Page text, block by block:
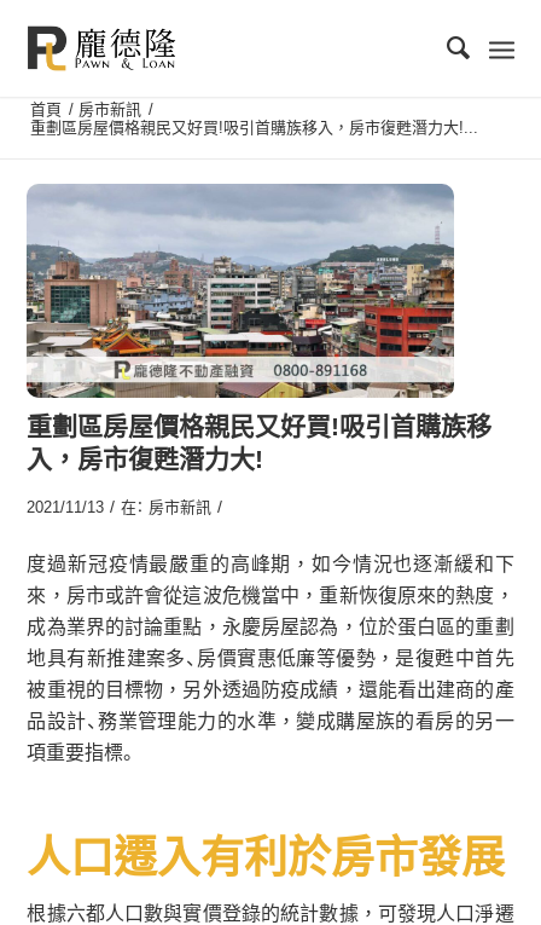
首頁 / 房市新訊 /
重劃區房屋價格親民又好買!吸引首購族移入，房市復甦潛力大!...
重劃區房屋價格親民又好買!吸引首購族移
入，房市復甦潛力大!
2021/11/13 / 在： 房市新訊 /
度過新冠疫情最嚴重的高峰期，如今情況也逐漸緩和下
來，房市或許會從這波危機當中，重新恢復原來的熱度，
成為業界的討論重點，永慶房屋認為，位於蛋白區的重劃
地具有新推建案多、房價實惠低廉等優勢，是復甦中首先
被重視的目標物，另外透過防疫成績，還能看出建商的產
品設計、務業管理能力的水準，變成購屋族的看房的另一
項重要指標。
人口遷入有利於房市發展
根據六都人口數與實價登錄的統計數據，可發現人口淨遷